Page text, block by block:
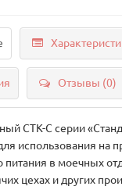
Отзывы (0)
СТК-С серии
использования на
питания в моечных
цехах и других